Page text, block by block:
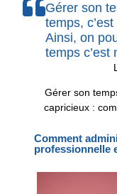
Gérer son
temps,
Ainsi, on
temps c’est
Gérer son
capricieux :
Comment
professionnelle